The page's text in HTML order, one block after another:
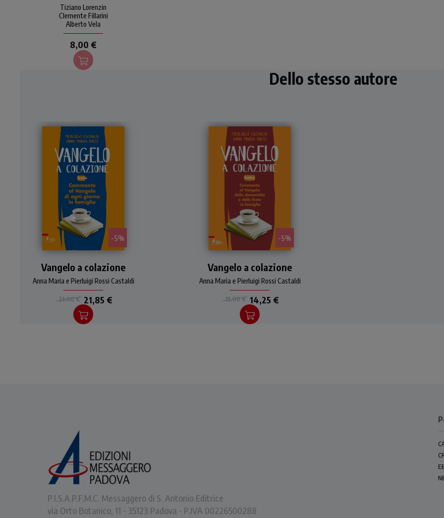
per tutto l'anno 2022. Con
introduzioni, commenti e
Lorenzin.
Tiziano Lorenzin
Clemente Fillarini
Alberto Vela
8,00 €
Dello stesso autore
- 5%
Vangelo che si leggono nei
giorni feriali (tempi forti,
tempo ordinario: anno pari e
dispari). Riflessioni legate al
vivere quotidiano di una
famiglia che portano una
ventata di freschezza.
Anna Maria e Pierluigi Rossi Castaldi
Vangelo a colazione
23,00 € 21,85 €
- 5%
Vangelo che si leggono nelle
domeniche e nelle solennità
(anno A, B, C). Riflessioni
di una famiglia che portano
una ventata di freschezza.
Anna Maria e Pierluigi Rossi Castaldi
Vangelo a colazione
15,00 € 14,25 €
P.I.S.A.P.F.M.C. Messaggero di S. Antonio Editrice
via Orto Botanico, 11 - 35123 Padova - P.IVA 00226500288